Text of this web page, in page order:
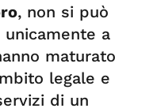
, non si può
a
maturato
legale e
di un